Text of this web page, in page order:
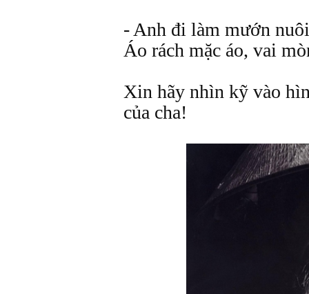
- Anh đi làm mướn
Áo rách mặc áo, vai
Xin hãy nhìn kỹ vào
của cha!